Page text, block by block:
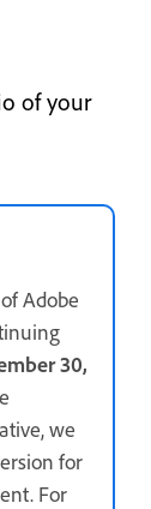
of your
Adobe
30,
we
for
For